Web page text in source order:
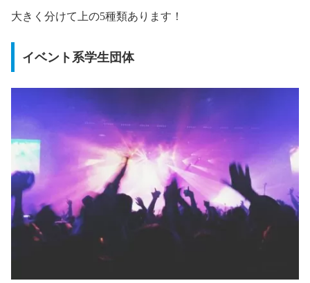
大きく分けて上の5種類あります！
イベント系学生団体